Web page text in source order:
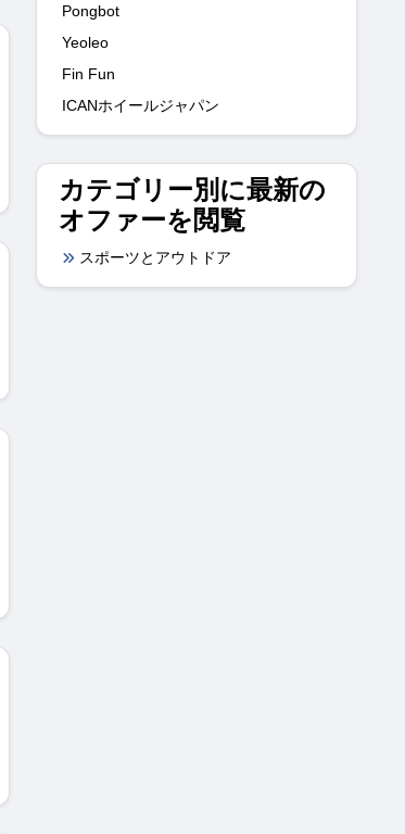
Pongbot
Yeoleo
Fin Fun
ICANホイールジャパン
カテゴリー別に最新の
オファーを閲覧
スポーツとアウトドア